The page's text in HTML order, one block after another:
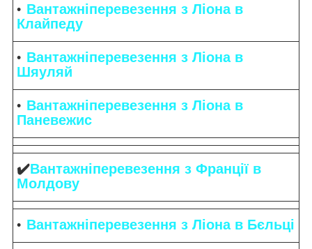
Вантажніперевезення з Ліона в
Клайпеду
Вантажніперевезення з Ліона в
Шяуляй
Вантажніперевезення з Ліона в
Паневежис
✔️Вантажніперевезення з Франції в
Молдову
Вантажніперевезення з Ліона в Бєльці